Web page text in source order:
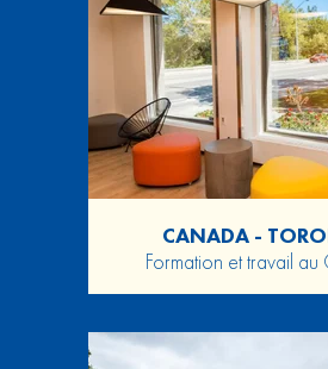
CANADA -
Formation et travail